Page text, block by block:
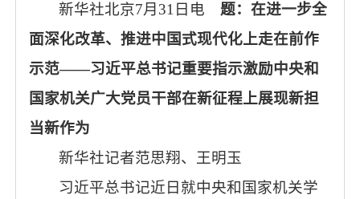
新华社北京7月31日电 题：在进一步全
面深化改革、推进中国式现代化上走在前作
示范——习近平总书记重要指示激励中央和
国家机关广大党员干部在新征程上展现新担
当新作为
新华社记者范思翔、王明玉
习近平总书记近日就中央和国家机关学